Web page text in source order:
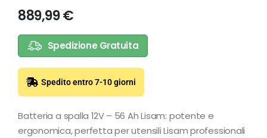
889,99€
Spedizione Gratuita
Spedito entro 7-10 giorni
Batteria a spalla 12V – 56 Ah Lisam: potente e
ergonomica, perfetta per utensili Lisam professionali